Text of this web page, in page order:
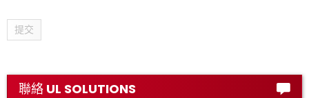
提交
聯絡 UL SOLUTIONS